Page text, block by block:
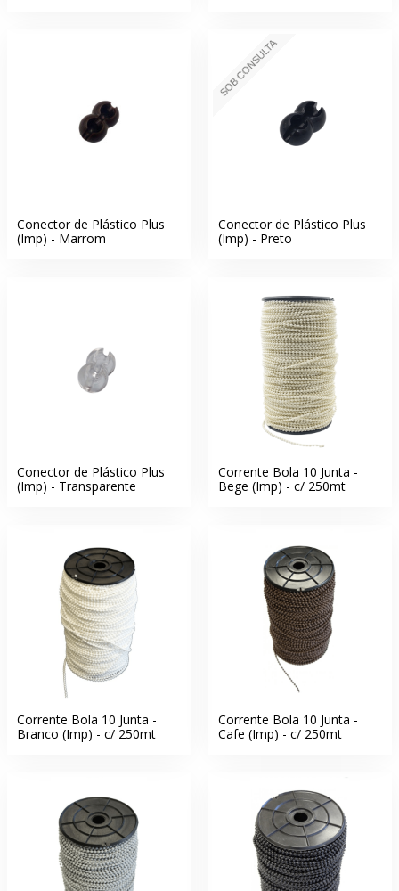
Conector de Plástico Plus
(Imp) - Marrom
SOB CONSULTA
Conector de Plástico Plus
(Imp) - Preto
Conector de Plástico Plus
(Imp) - Transparente
Corrente Bola 10 Junta -
Bege (Imp) - c/ 250mt
Corrente Bola 10 Junta -
Branco (Imp) - c/ 250mt
Corrente Bola 10 Junta -
Cafe (Imp) - c/ 250mt